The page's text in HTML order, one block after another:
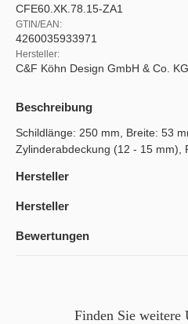
CFE60.XK.78.15-ZA1
GTIN/EAN:
4260035933971
Hersteller:
C&F Köhn Design GmbH & Co. KG
Beschreibung
Schildlänge: 250 mm, Breite: 53
Zylinderabdeckung (12 - 15 mm),
Hersteller
Hersteller
Bewertungen
Finden Sie weitere